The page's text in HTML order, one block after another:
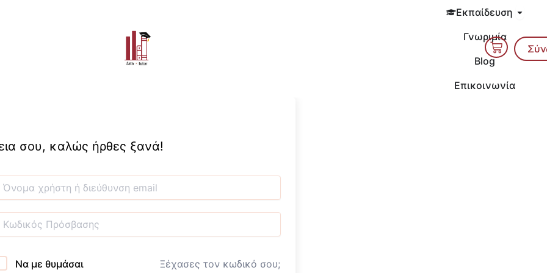
Εκπαίδευση Open
Γνωριμία
Blog
Επικοινωνία
Cart
σου, καλώς ήρθες ξανά!
Να με θυμάσαι Ξέχασες τον κωδικό σου;